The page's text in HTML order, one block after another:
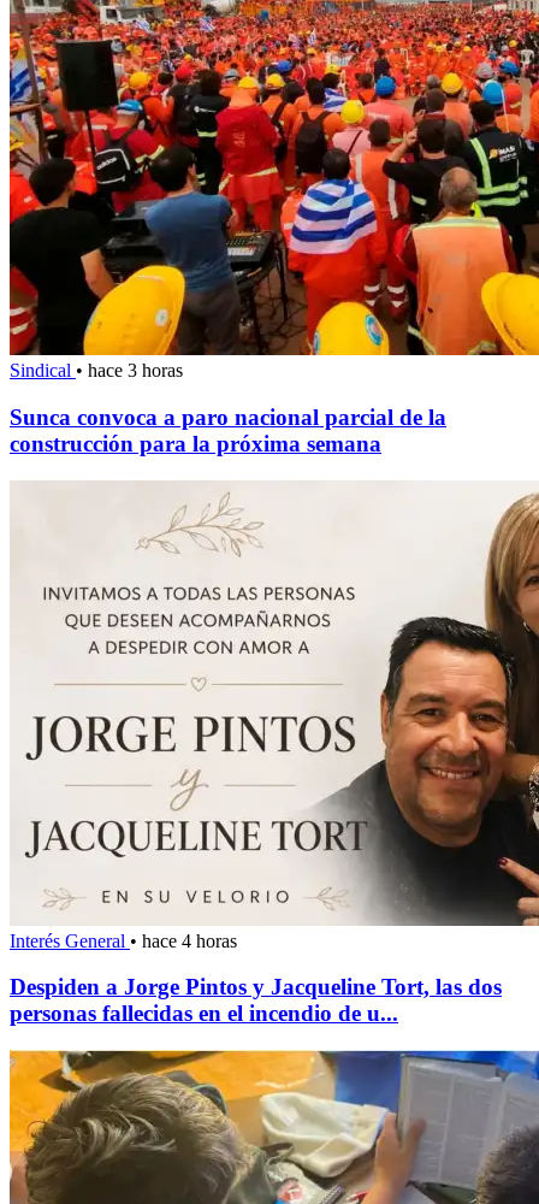
Sindical • hace 3 horas
Sunca convoca a paro nacional parcial de la
construcción para la próxima semana
Interés General • hace 4 horas
Despiden a Jorge Pintos y Jacqueline Tort, las dos
personas fallecidas en el incendio de u...